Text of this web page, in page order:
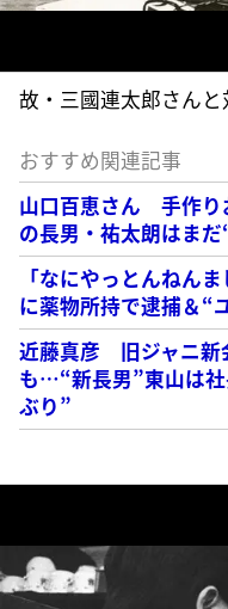
故・三國連太郎さん
おすすめ関連記事
山口百恵さん 手作り
の長男・祐太朗はま
「なにやっとんねん
に薬物所持で逮捕＆“
近藤真彦 旧ジャニ新
も…“新長男”東山は
ぶり”